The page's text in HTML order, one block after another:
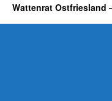
Wattenrat Ostfriesland